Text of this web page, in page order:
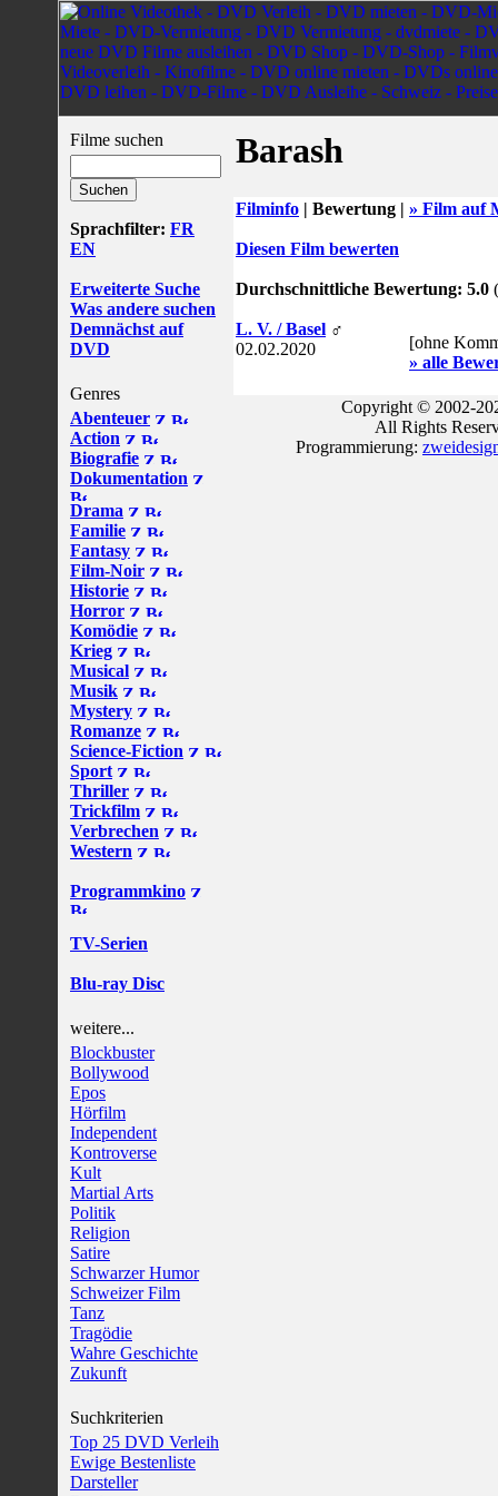
Filme suchen
Sprachfilter: FR
EN
Erweiterte Suche
Was andere suchen
Demnächst auf
DVD
Genres
Abenteuer
Action
Biografie
Dokumentation
Drama
Familie
Fantasy
Film-Noir
Historie
Horror
Komödie
Krieg
Musical
Musik
Mystery
Romanze
Science-Fiction
Sport
Thriller
Trickfilm
Verbrechen
Western
Programmkino
TV-Serien
Blu-ray Disc
weitere...
Blockbuster
Bollywood
Epos
Hörfilm
Independent
Kontroverse
Kult
Martial Arts
Politik
Religion
Satire
Schwarzer Humor
Schweizer Film
Tanz
Tragödie
Wahre Geschichte
Zukunft
Suchkriterien
Top 25 DVD Verleih
Ewige Bestenliste
Darsteller
Barash
Filminfo | Bewertung | » Film auf
Diesen Film bewerten
Durchschnittliche Bewertung: 5.0
L. V. / Basel ♂
02.02.2020
[ohne
» alle
Copyright © 2002-
All Rights
Programmierung: